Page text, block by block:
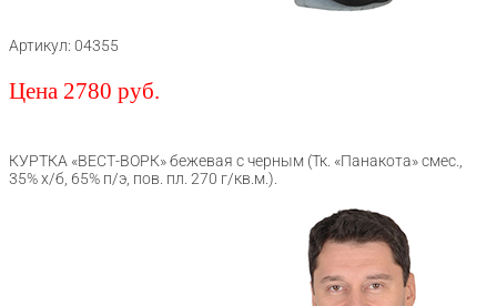
Артикул: 04355
Цена 2780 руб.
КУРТКА «ВЕСТ-ВОРК» бежевая с черным (Тк. «Панакота» смес.,
35% х/б, 65% п/э, пов. пл. 270 г/кв.м.).